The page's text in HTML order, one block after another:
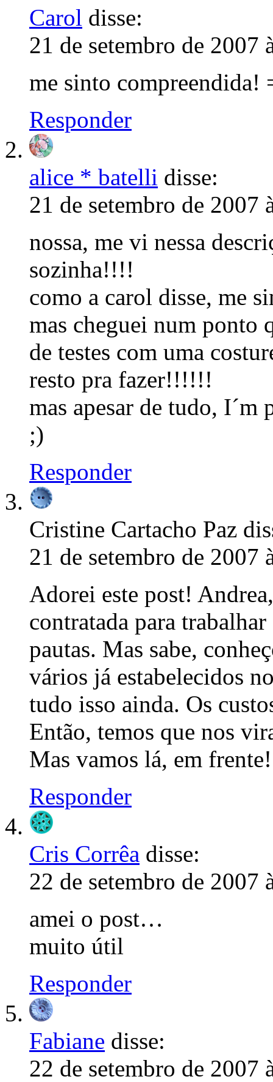
Carol disse:
21 de setembro de 2007
me sinto compreendida!
Responder
alice * batelli disse:
21 de setembro de 2007
nossa, me vi nessa
sozinha!!!!
como a carol disse, me
mas cheguei num ponto
de testes com uma
resto pra fazer!!!!!!
mas apesar de tudo,
;)
Responder
Cristine Cartacho Paz
21 de setembro de 2007
Adorei este post!
contratada para
pautas. Mas sabe,
vários já estabelecidos
tudo isso ainda. Os
Então, temos que nos
Mas vamos lá, em
Responder
Cris Corrêa disse:
22 de setembro de 2007
amei o post…
muito útil
Responder
Fabiane disse:
22 de setembro de 2007